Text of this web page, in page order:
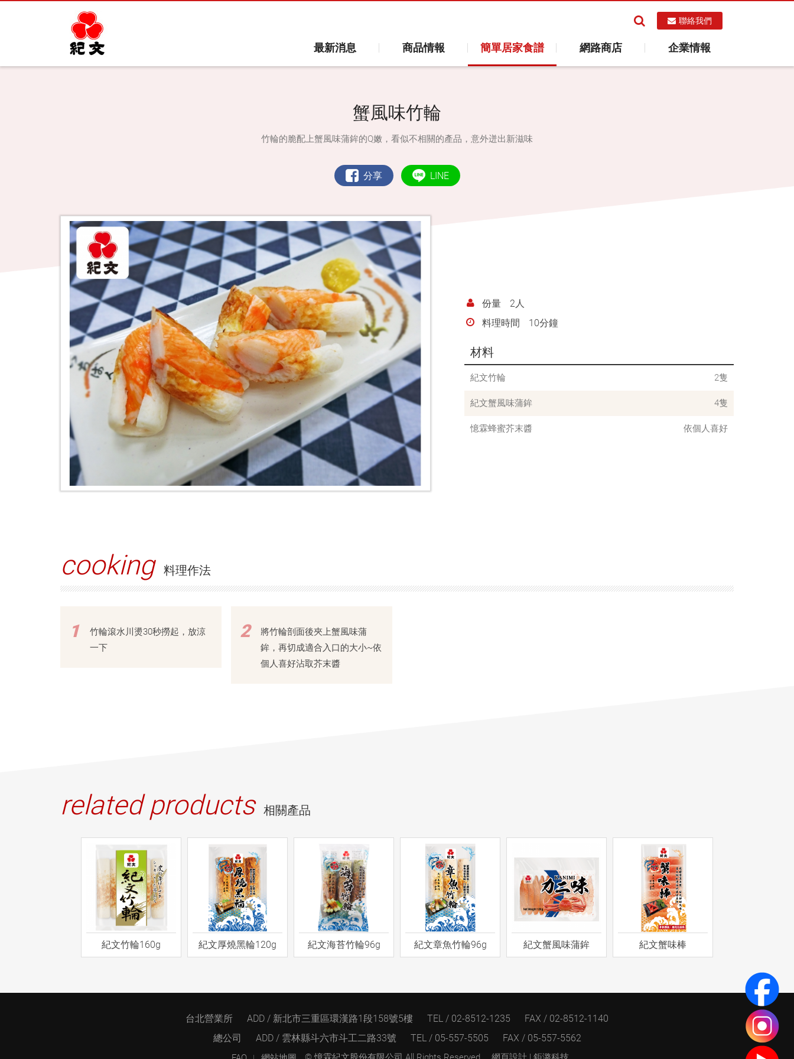
聯絡我們
最新消息 商品情報 簡單居家食譜 網路商店 企業情報
蟹風味竹輪
竹輪的脆配上蟹風味蒲鉾的Q嫩，看似不相關的產品，意外迸出新滋味
分享 LINE
份量
2人
料理時間
10分鐘
材料
紀文竹輪 2隻
紀文蟹風味蒲鉾 4隻
憶霖蜂蜜芥末醬 依個人喜好
cooking 料理作法
1
竹輪滾水川燙30秒撈起，放涼
一下
2
將竹輪剖面後夾上蟹風味蒲
鉾，再切成適合入口的大小~依
個人喜好沾取芥末醬
related products 相關產品
紀文竹輪160g 紀文厚燒黑輪120g 紀文海苔竹輪96g 紀文章魚竹輪96g 紀文蟹風味蒲鉾 紀文蟹味棒
台北營業所 ADD / 新北市三重區環漢路1段158號5樓 TEL / 02-8512-1235
FAX / 02-8512-1140
總公司
ADD / 雲林縣斗六市斗工二路33號 TEL / 05-557-5505 FAX / 05-557-5562